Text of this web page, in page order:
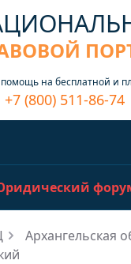
на бесплатной и
+7 (800) 511-86-74
Архангельская